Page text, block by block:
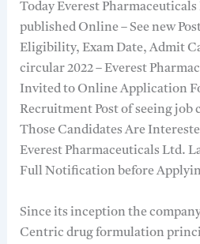
Today Everest
published Online – See new
Eligibility, Exam Date, Admit
circular 2022 – Everest
Invited to Online Application
Recruitment Post of seeing job
Those Candidates Are
Everest Pharmaceuticals Ltd.
Full Notification before
Since its inception the
Centric drug formulation